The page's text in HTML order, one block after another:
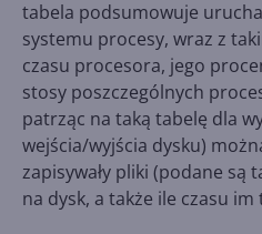
tabela podsumowuje
systemu procesy, wraz z
czasu procesora, jego
stosy poszczególnych
patrząc na taką tabelę dla
wejścia/wyjścia dysku)
zapisywały pliki (podane są
na dysk, a także ile czasu im